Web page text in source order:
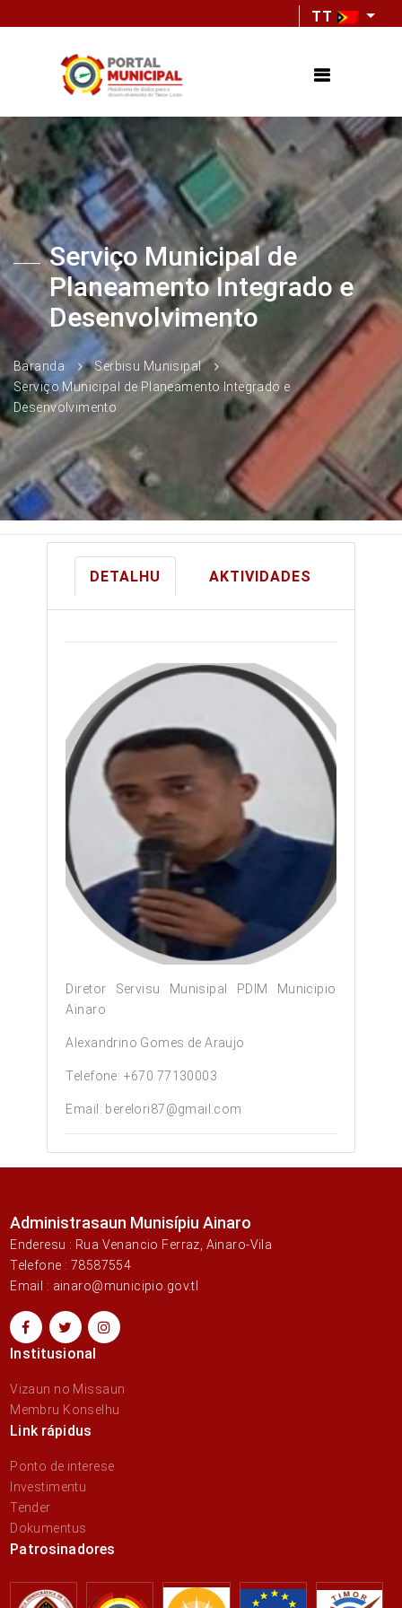
TT
Serviço Municipal de
Planeamento Integrado e
Desenvolvimento
Baranda
Serbisu Munisipal
Serviço Municipal de Planeamento Integrado e
Desenvolvimento
DETALHU AKTIVIDADES
Diretor Servisu Munisipal PDIM Municipio
Ainaro
Alexandrino Gomes de Araujo
Telefone: +670 77130003
Email: berelori87@gmail.com
Administrasaun Munisípiu Ainaro
Enderesu : Rua Venancio Ferraz, Ainaro-Vila
Telefone : 78587554
Email : ainaro@municipio.gov.tl
Institusional
Vizaun no Missaun
Membru Konselhu
Link rápidus
Ponto de interese
Investimentu
Tender
Dokumentus
Patrosinadores